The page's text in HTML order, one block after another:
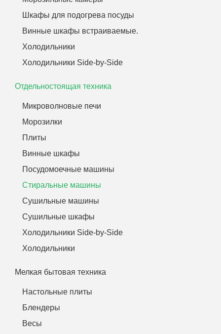
Шкафы для подогрева посуды
Винные шкафы встраиваемые.
Холодильники
Холодильники Side-by-Side
Отдельностоящая техника
Микроволновые печи
Морозилки
Плиты
Винные шкафы
Посудомоечные машины
Стиральные машины
Сушильные машины
Сушильные шкафы
Холодильники Side-by-Side
Холодильники
Мелкая бытовая техника
Настольные плиты
Блендеры
Весы